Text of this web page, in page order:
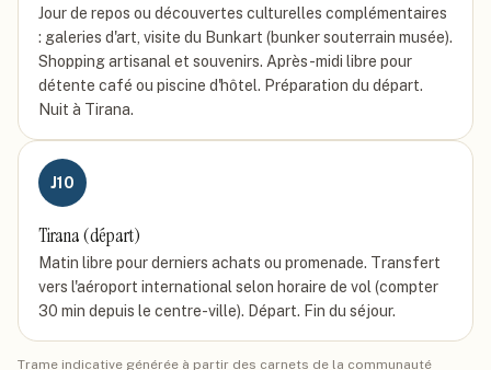
Jour de repos ou découvertes culturelles complémentaires
: galeries d'art, visite du Bunkart (bunker souterrain musée).
Shopping artisanal et souvenirs. Après-midi libre pour
détente café ou piscine d'hôtel. Préparation du départ.
Nuit à Tirana.
J10
Tirana (départ)
Matin libre pour derniers achats ou promenade. Transfert
vers l'aéroport international selon horaire de vol (compter
30 min depuis le centre-ville). Départ. Fin du séjour.
Trame indicative générée à partir des carnets de la communauté